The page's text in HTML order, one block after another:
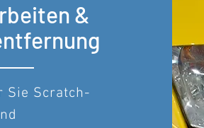
&
Sie Scratch-